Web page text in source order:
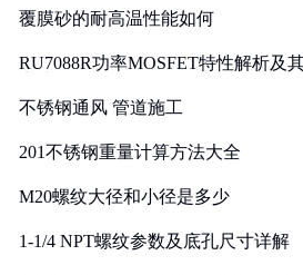
覆膜砂的耐高温性能如何
RU7088R功率MOSFET特性解析及
不锈钢通风 管道施工
201不锈钢重量计算方法大全
M20螺纹大径和小径是多少
1-1/4 NPT螺纹参数及底孔尺寸详解